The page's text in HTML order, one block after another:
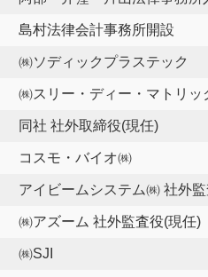
島村法律会計事務所開設
㈱ソディックプラステック
㈱スリー・ディー・マトリッ
同社 社外取締役(現任)
コスモ・バイオ㈱
アイビームシステム㈱ 社外
㈱アズーム 社外監査役(現任)
㈱SJI